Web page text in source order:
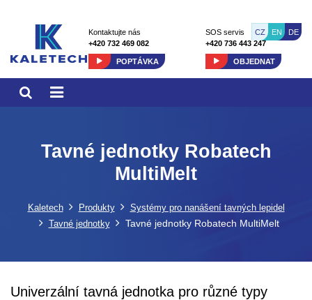
CZ EN DE
Kontaktujte nás
+420 732 469 082
POPTÁVKA
SOS servis
+420 736 443 247
OBJEDNAT
Tavné jednotky Robatech
MultiMelt
Kaletech Produkty
Systémy pro nanášení tavných lepidel
Tavné jednotky
Tavné jednotky Robatech MultiMelt
Univerzální tavná jednotka pro různé typy